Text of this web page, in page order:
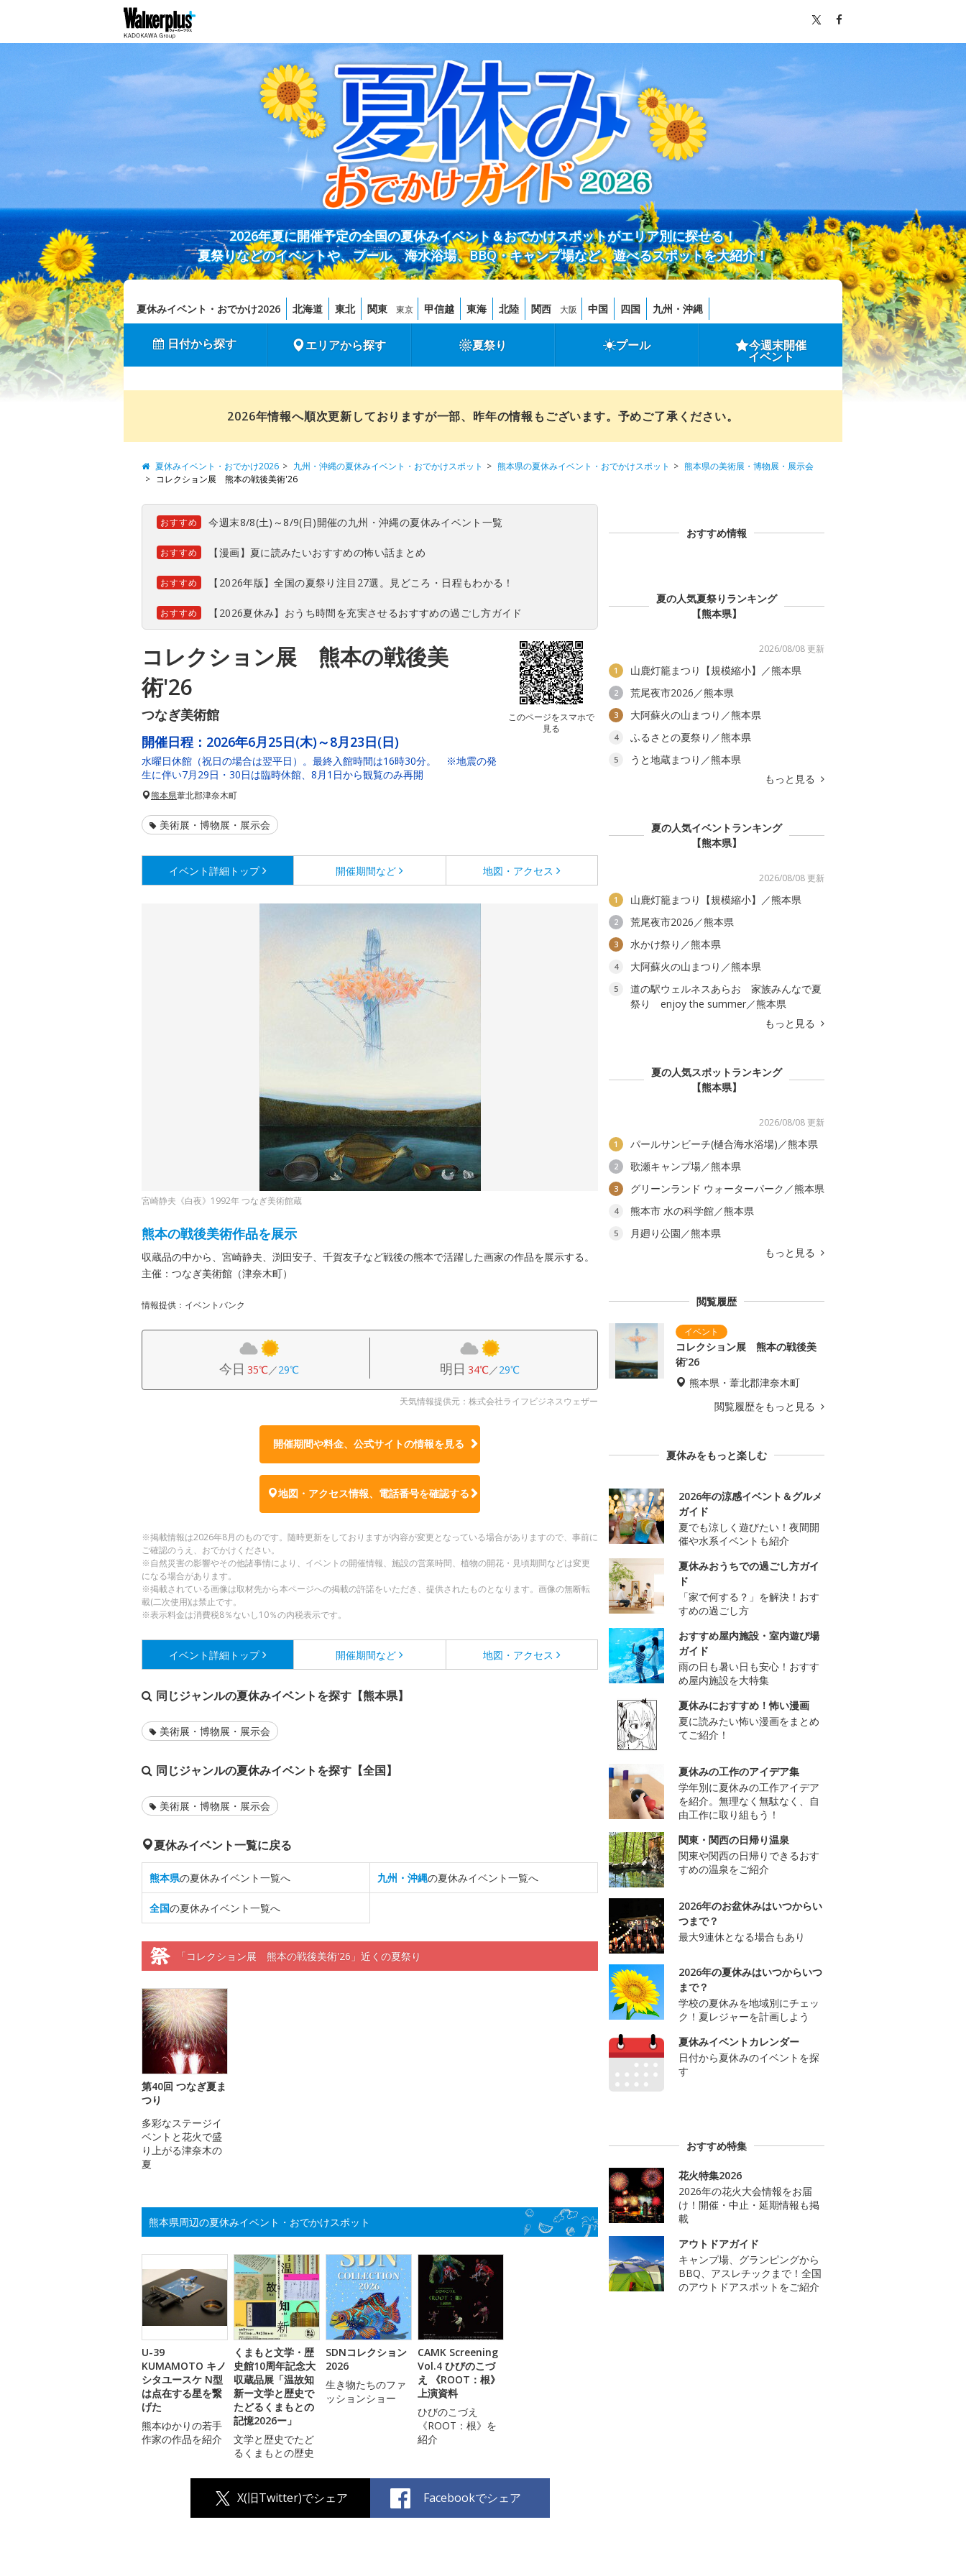
2026年夏に開催予定の全国の夏休みイベント＆おでかけスポットがエリア別に探せる！
夏祭りなどのイベントや、プール、海水浴場、BBQ・キャンプ場など、遊べるスポットを大紹介！
夏休みイベント・おでかけ2026 北海道 東北 関東 東京 甲信越 東海 北陸 関西 大阪 中国 四国 九州・沖縄
日付から探す エリアから探す 夏祭り プール 今週末開催
イベント
2026年情報へ順次更新しておりますが一部、昨年の情報もございます。予めご了承ください。
夏休みイベント・おでかけ2026 九州・沖縄の夏休みイベント・おでかけスポット 熊本県の夏休みイベント・おでかけスポット
熊本県の美術展・博物展・展示会
コレクション展 熊本の戦後美術'26
おすすめ 今週末8/8(土)～8/9(日)開催の九州・沖縄の夏休みイベント一覧
おすすめ 【漫画】夏に読みたいおすすめの怖い話まとめ
おすすめ 【2026年版】全国の夏祭り注目27選。見どころ・日程もわかる！
おすすめ 【2026夏休み】おうち時間を充実させるおすすめの過ごし方ガイド
コレクション展 熊本の戦後美
術'26
つなぎ美術館
このページをスマホで
見る
開催日程： 2026年6月25日(木)～8月23日(日)
水曜日休館（祝日の場合は翌平日）。最終入館時間は16時30分。 ※地震の発
生に伴い7月29日・30日は臨時休館、8月1日から観覧のみ再開
熊本県葦北郡津奈木町
美術展・博物展・展示会
イベント詳細 トップ 開催期間など 地図・アクセス
宮崎静夫《白夜》1992年 つなぎ美術館蔵
熊本の戦後美術作品を展示
収蔵品の中から、宮崎静夫、渕田安子、千賀友子など戦後の熊本で活躍した画家の作品を展示する。
主催：つなぎ美術館（津奈木町）
情報提供：イベントバンク
今日 35℃／29℃ 明日 34℃／29℃
天気情報提供元：株式会社ライフビジネスウェザー
開催期間や料金、公式サイトの情報を見る
地図・アクセス情報、電話番号を確認する
※掲載情報は2026年8月のものです。随時更新をしておりますが内容が変更となっている場合がありますので、事前に
ご確認のうえ、おでかけください。
※自然災害の影響やその他諸事情により、イベントの開催情報、施設の営業時間、植物の開花・見頃期間などは変更
になる場合があります。
※掲載されている画像は取材先から本ページへの掲載の許諾をいただき、提供されたものとなります。画像の無断転
載(二次使用)は禁止です。
※表示料金は消費税8％ないし10％の内税表示です。
イベント詳細 トップ 開催期間など 地図・アクセス
同じジャンルの夏休みイベントを探す【熊本県】
美術展・博物展・展示会
同じジャンルの夏休みイベントを探す【全国】
美術展・博物展・展示会
夏休みイベント一覧に戻る
熊本県の夏休みイベント一覧へ 九州・沖縄の夏休みイベント一覧へ
全国の夏休みイベント一覧へ
「コレクション展 熊本の戦後美術'26」近くの夏祭り
第40回 つなぎ夏ま
つり
多彩なステージイ
ベントと花火で盛
り上がる津奈木の
夏
熊本県周辺の夏休みイベント・おでかけスポット
U-39
KUMAMOTO キノ
シタユースケ N型
は点在する星を繋
げた
熊本ゆかりの若手
作家の作品を紹介
くまもと文学・歴
史館10周年記念大
収蔵品展「温故知
新ー文学と歴史で
たどるくまもとの
記憶2026ー」
文学と歴史でたど
るくまもとの歴史
SDNコレクション
2026
生き物たちのファ
ッションショー
CAMK Screening
Vol.4 ひびのこづ
え 《ROOT：根》
上演資料
ひびのこづえ
《ROOT：根》を
紹介
X(旧Twitter)でシェア Facebookでシェア
おすすめ情報
夏の人気夏祭りランキング
【熊本県】
2026/08/08 更新
1 山鹿灯籠まつり【規模縮小】／熊本県
2 荒尾夜市2026／熊本県
3 大阿蘇火の山まつり／熊本県
4 ふるさとの夏祭り／熊本県
5
うと地蔵まつり／熊本県
もっと見る
夏の人気イベントランキング
【熊本県】
2026/08/08 更新
1 山鹿灯籠まつり【規模縮小】／熊本県
2 荒尾夜市2026／熊本県
3 水かけ祭り／熊本県
4 大阿蘇火の山まつり／熊本県
5
道の駅ウェルネスあらお 家族みんなで夏
祭り enjoy the summer／熊本県
もっと見る
夏の人気スポットランキング
【熊本県】
2026/08/08 更新
1 パールサンビーチ(樋合海水浴場)／熊本県
2 歌瀬キャンプ場／熊本県
3 グリーンランド ウォーターパーク／熊本県
4 熊本市 水の科学館／熊本県
5
月廻り公園／熊本県
もっと見る
閲覧履歴
コレクション展 熊本の戦後美
術'26
熊本県・葦北郡津奈木町
閲覧履歴をもっと見る
夏休みをもっと楽しむ
2026年の涼感イベント＆グルメ
ガイド
夏でも涼しく遊びたい！夜間開
催や水系イベントも紹介
夏休みおうちでの過ごし方ガイ
ド
「家で何する？」を解決！おす
すめの過ごし方
おすすめ屋内施設・室内遊び場
ガイド
雨の日も暑い日も安心！おすす
め屋内施設を大特集
夏休みにおすすめ！怖い漫画
夏に読みたい怖い漫画をまとめ
てご紹介！
夏休みの工作のアイデア集
学年別に夏休みの工作アイデア
を紹介。無理なく無駄なく、自
由工作に取り組もう！
関東・関西の日帰り温泉
関東や関西の日帰りできるおす
すめの温泉をご紹介
2026年のお盆休みはいつからい
つまで？
最大9連休となる場合もあり
2026年の夏休みはいつからいつ
まで？
学校の夏休みを地域別にチェッ
ク！夏レジャーを計画しよう
夏休みイベントカレンダー
日付から夏休みのイベントを探
す
おすすめ特集
花火特集2026
2026年の花火大会情報をお届
け！開催・中止・延期情報も掲
載
アウトドアガイド
キャンプ場、グランピングから
BBQ、アスレチックまで！全国
のアウトドアスポットをご紹介